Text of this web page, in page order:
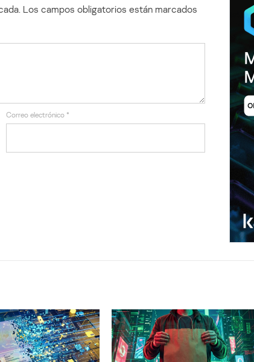
Los campos obligatorios están marcados
Correo electrónico *